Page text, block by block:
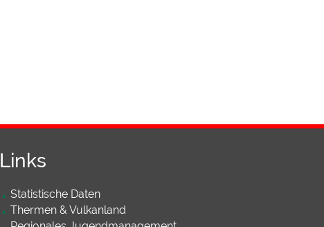
Links
Statistische Daten
Thermen & Vulkanland